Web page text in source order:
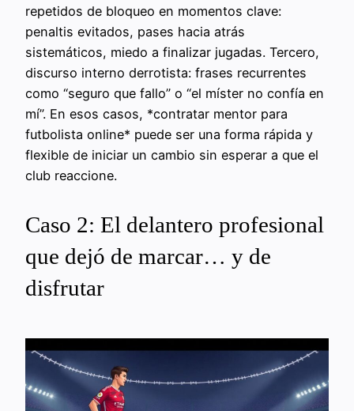
repetidos de bloqueo en momentos clave:
penaltis evitados, pases hacia atrás
sistemáticos, miedo a finalizar jugadas. Tercero,
discurso interno derrotista: frases recurrentes
como “seguro que fallo” o “el míster no confía en
mí”. En esos casos, *contratar mentor para
futbolista online* puede ser una forma rápida y
flexible de iniciar un cambio sin esperar a que el
club reaccione.
Caso 2: El delantero profesional
que dejó de marcar… y de
disfrutar